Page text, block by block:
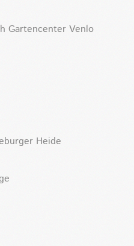
Gartencenter Venlo
Heide